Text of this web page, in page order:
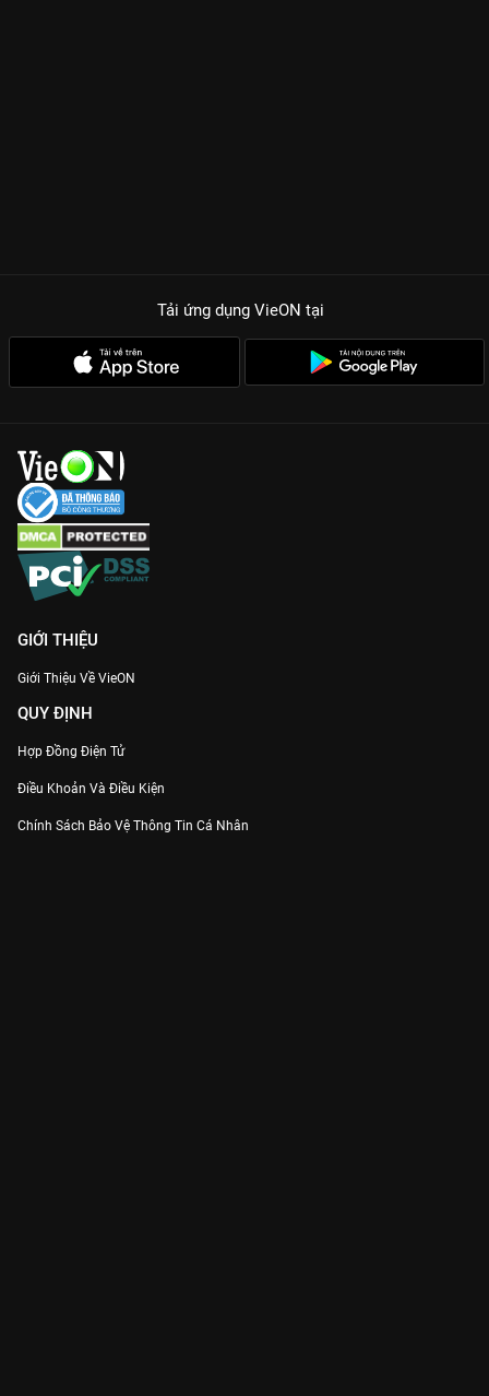
Tải ứng dụng VieON tại
GIỚI THIỆU
Giới Thiệu Về VieON
QUY ĐỊNH
Hợp Đồng Điện Tử
Điều Khoản Và Điều Kiện
Chính Sách Bảo Vệ Thông Tin Cá Nhân